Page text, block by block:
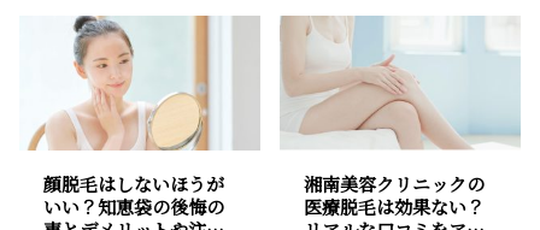
顔脱毛はしないほうが
いい？知恵袋の後悔の
湘南美容クリニックの
医療脱毛は効果ない？